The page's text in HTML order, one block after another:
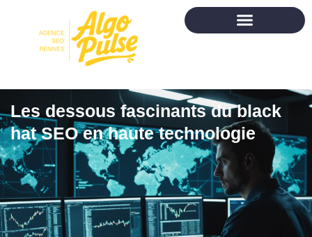
Les dessous fascinants du black
hat SEO en haute technologie